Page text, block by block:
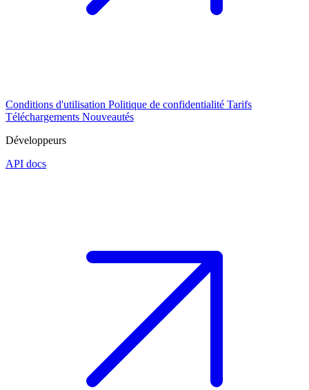
Conditions d'utilisation Politique de confidentialité Tarifs
Téléchargements Nouveautés
Développeurs
API docs